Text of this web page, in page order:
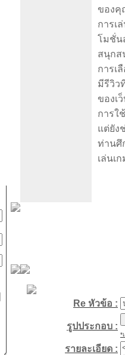
ของคุ
การเ
โมชั่น
สนุกส
การเ
มีรีวิว
ของเ
การใ
แต่ยัง
ท่านศึ
เล่นเ
Re หัวข้อ :
รูปประกอบ :
*
รายละเอียด :